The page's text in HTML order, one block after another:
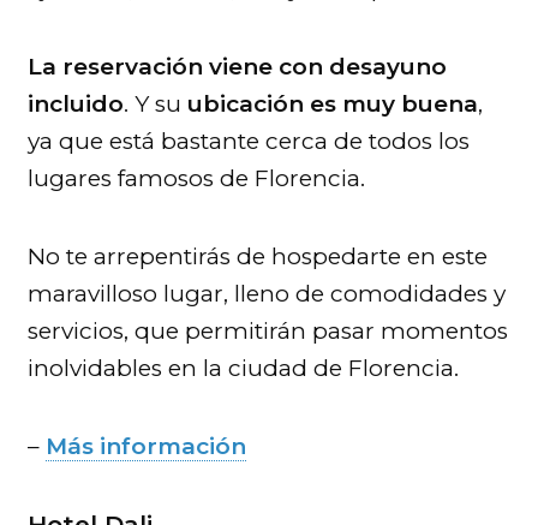
La reservación viene con desayuno
incluido. Y su ubicación es muy buena,
ya que está bastante cerca de todos los
lugares famosos de Florencia.
No te arrepentirás de hospedarte en este
maravilloso lugar, lleno de comodidades y
servicios, que permitirán pasar momentos
inolvidables en la ciudad de Florencia.
– Más información